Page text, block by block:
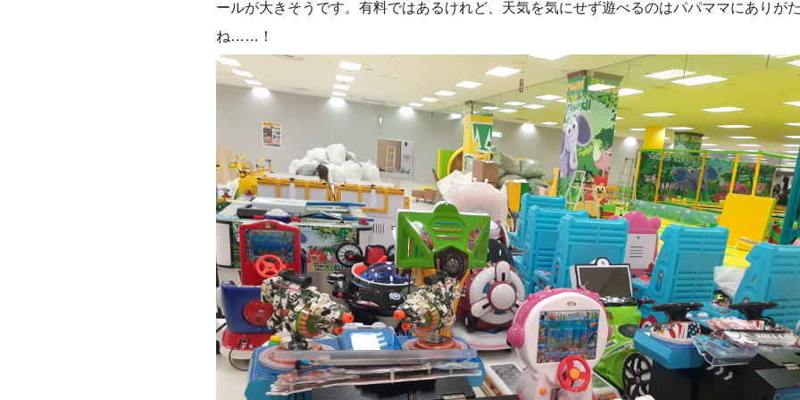
ールが大きそうです。有料ではあるけれど、天気を気にせず遊べるのはパパママにありが
ね……！